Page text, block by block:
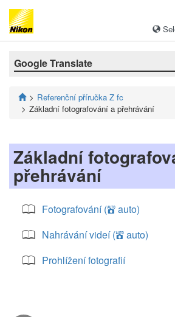
Google Translate
Referenční příručka Z fc
Základní fotografování a přehrávání
Základní
přehrávání
Fotografování (bauto)
Nahrávání videí (bauto)
Prohlížení fotografií